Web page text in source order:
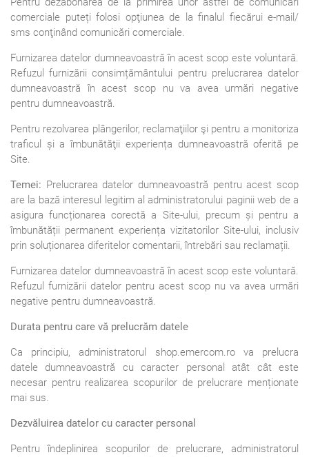
comerciale puteți folosi opţiunea de la finalul fiecărui e-mail/
sms conţinând comunicări comerciale.
Furnizarea datelor dumneavoastră în acest scop este voluntară.
Refuzul furnizării consimțământului pentru prelucrarea datelor
dumneavoastră în acest scop nu va avea urmări negative
pentru dumneavoastră.
Pentru rezolvarea plângerilor, reclamaţiilor şi pentru a monitoriza
traficul și a îmbunătăţii experiența dumneavoastră oferită pe
Site.
Temei: Prelucrarea datelor dumneavoastră pentru acest scop
are la bază interesul legitim al administratorului paginii web de a
asigura funcționarea corectă a Site-ului, precum și pentru a
îmbunătății permanent experiența vizitatorilor Site-ului, inclusiv
prin soluționarea diferitelor comentarii, întrebări sau reclamații.
Furnizarea datelor dumneavoastră în acest scop este voluntară.
Refuzul furnizării datelor pentru acest scop nu va avea urmări
negative pentru dumneavoastră.
Durata pentru care vă prelucrăm datele
Ca principiu, administratorul shop.emercom.ro va prelucra
datele dumneavoastră cu caracter personal atât cât este
necesar pentru realizarea scopurilor de prelucrare menționate
mai sus.
Dezvăluirea datelor cu caracter personal
Pentru îndeplinirea scopurilor de prelucrare, administratorul